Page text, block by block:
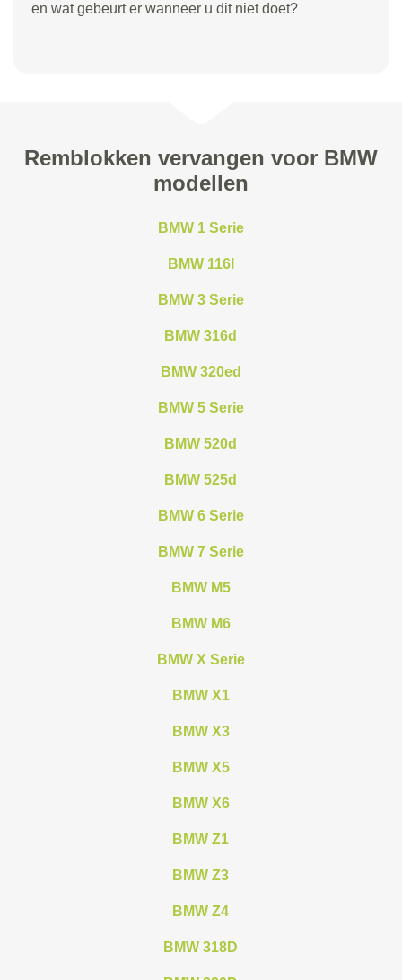
en wat gebeurt er wanneer u dit niet doet?
Remblokken vervangen voor BMW
modellen
BMW 1 Serie
BMW 116I
BMW 3 Serie
BMW 316d
BMW 320ed
BMW 5 Serie
BMW 520d
BMW 525d
BMW 6 Serie
BMW 7 Serie
BMW M5
BMW M6
BMW X Serie
BMW X1
BMW X3
BMW X5
BMW X6
BMW Z1
BMW Z3
BMW Z4
BMW 318D